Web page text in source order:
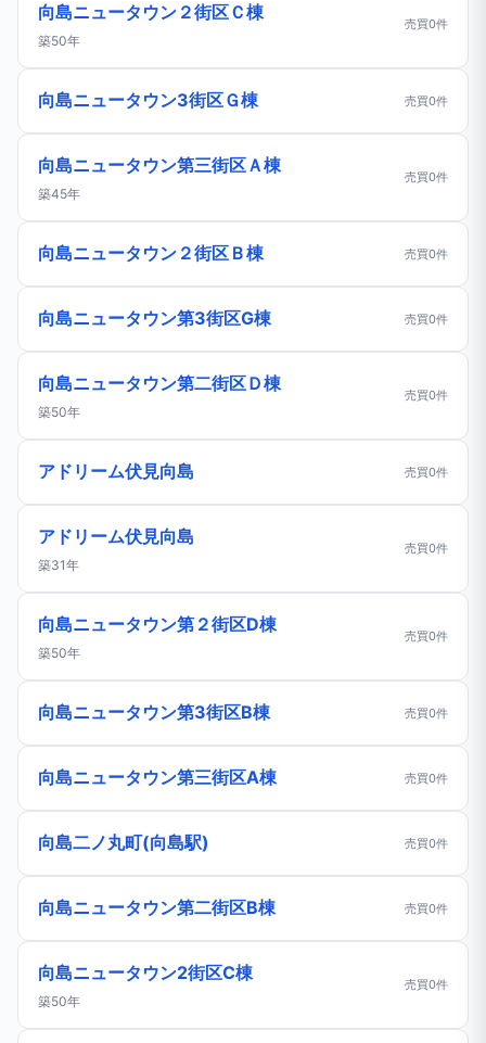
向島ニュータウン２街区Ｃ棟
築50年
売買0件
向島ニュータウン3街区Ｇ棟 売買0件
向島ニュータウン第三街区Ａ棟
築45年
売買0件
向島ニュータウン２街区Ｂ棟 売買0件
向島ニュータウン第3街区G棟 売買0件
向島ニュータウン第二街区Ｄ棟
築50年
売買0件
アドリーム伏見向島 売買0件
アドリーム伏見向島
築31年
売買0件
向島ニュータウン第２街区D棟
築50年
売買0件
向島ニュータウン第3街区B棟 売買0件
向島ニュータウン第三街区A棟 売買0件
向島二ノ丸町(向島駅) 売買0件
向島ニュータウン第二街区B棟 売買0件
向島ニュータウン2街区C棟
築50年
売買0件